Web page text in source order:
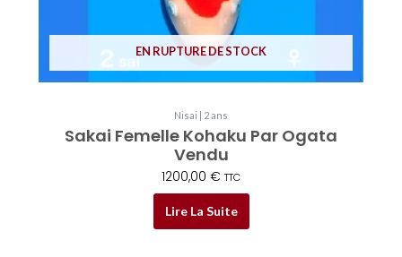
EN RUPTURE DE STOCK
Nisai | 2 ans
Sakai Femelle Kohaku Par Ogata
Vendu
1200,00 € TTC
Lire La Suite